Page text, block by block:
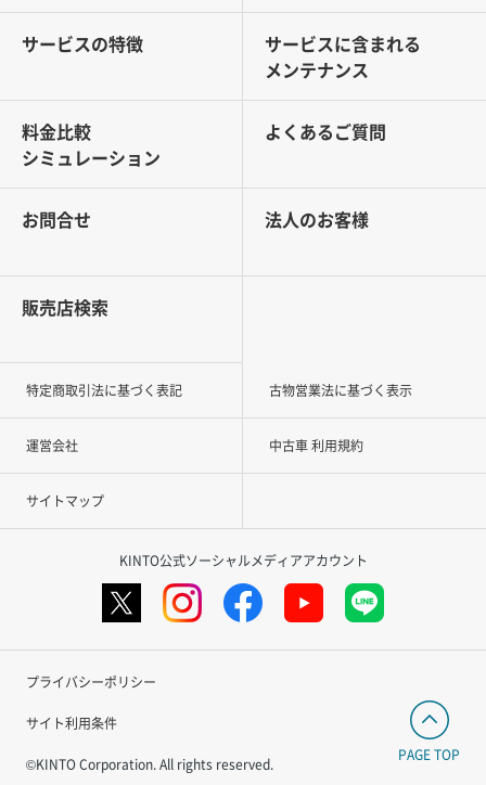
サービスの特徴
サービスに含まれる
メンテナンス
料金比較
シミュレーション
よくあるご質問
お問合せ 法人のお客様
販売店検索
特定商取引法に基づく表記 古物営業法に基づく表示
運営会社 中古車 利用規約
サイトマップ
KINTO公式ソーシャルメディアアカウント
プライバシーポリシー
サイト利用条件
©KINTO Corporation. All rights reserved.
PAGE TOP